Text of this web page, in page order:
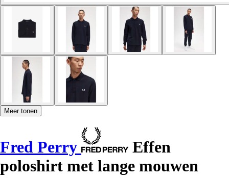
Meer tonen
Fred Perry
Effen
poloshirt met lange mouwen